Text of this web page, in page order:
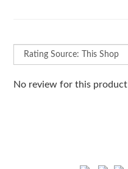
No review for this product